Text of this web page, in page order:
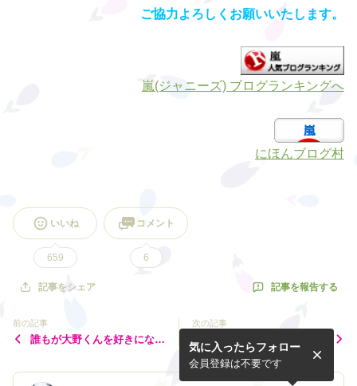
ご協力よろしくお願いいたします。
嵐(ジャニーズ) ブログランキングへ
にほんブログ村
いいね
659
コメント
6
記事をシェア 記事を報告する
前の記事
誰もが大野くんを好きになる
1号
次の記事
#カルパッチョ と種は無い #
マスクマジック と四十歳＆
#大野智 さん☆あなたの一番
のギャップ
気に入ったらフォロー
会員登録は不要です